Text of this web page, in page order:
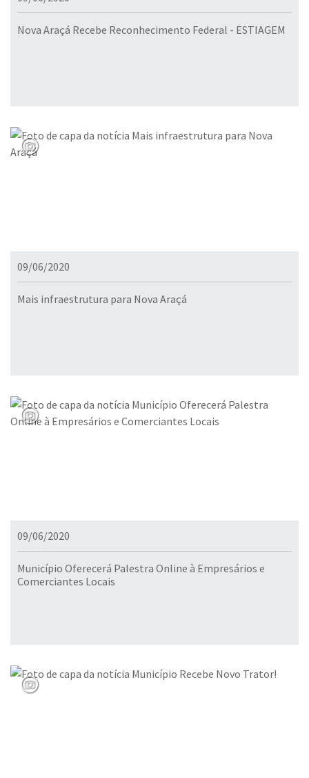
Nova Araçá Recebe Reconhecimento Federal - ESTIAGEM
09/06/2020
Mais infraestrutura para Nova Araçá
09/06/2020
Município Oferecerá Palestra Online à Empresários e
Comerciantes Locais